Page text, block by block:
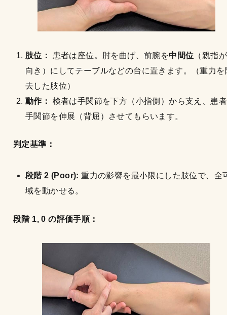
肢位： 患者は座位。肘を曲げ、前腕を中間位 （親指
向き）にしてテーブルなどの台に置きます。（重力を
去した肢位）
動作：
検者は手関節を下方（小指側）から支え、患
手関節を伸展（背屈）させてもらいます。
判定基準：
段階 2 (Poor): 重力の影響を最小限にした肢位で、全
域を動かせる。
段階 1, 0 の評価手順：